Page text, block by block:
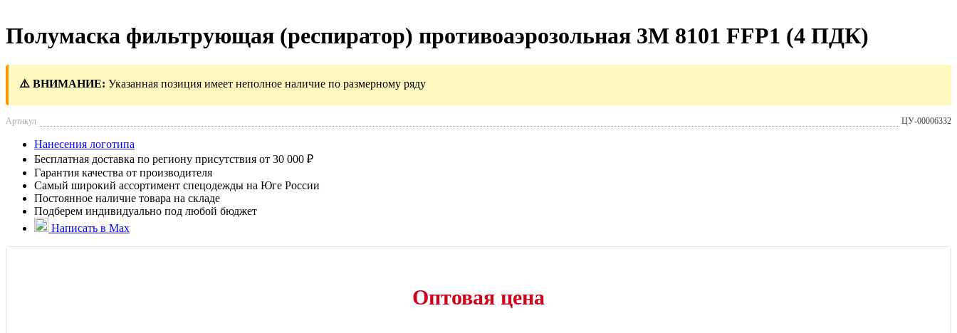
Полумаска фильтрующая (респиратор) противоаэрозольная 3M 8101 FFP1 (4 ПДК)
⚠️ ВНИМАНИЕ: Указанная позиция имеет неполное наличие по размерному ряду
Артикул ЦУ-00006332
Нанесения логотипа
Бесплатная доставка по региону присутствия от 30 000 ₽
Гарантия качества от производителя
Самый широкий ассортимент спецодежды на Юге России
Постоянное наличие товара на складе
Подберем индивидуально под любой бюджет
Написать в Max
Оптовая цена